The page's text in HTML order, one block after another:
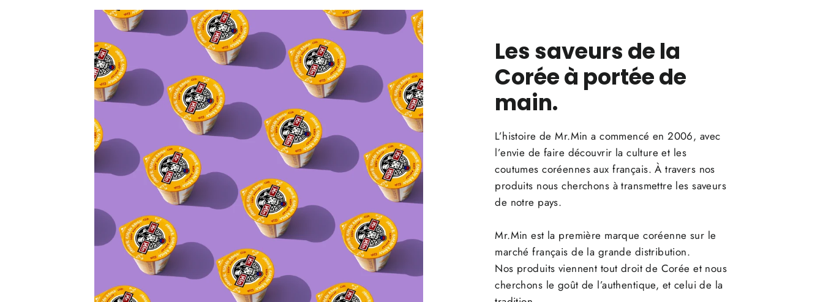
Les saveurs de la
Corée à portée de
main.
L’histoire de Mr.Min a commencé en 2006, avec
l’envie de faire découvrir la culture et les
coutumes coréennes aux français. À travers nos
produits nous cherchons à transmettre les saveurs
de notre pays.
Mr.Min est la première marque coréenne sur le
marché français de la grande distribution.
Nos produits viennent tout droit de Corée et nous
cherchons le goût de l’authentique, et celui de la